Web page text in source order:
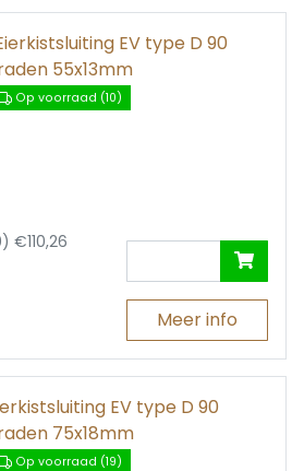
EV type D 90
55x13mm
Op voorraad (10)
€110,26
Meer info
EV type D 90
75x18mm
Op voorraad (19)